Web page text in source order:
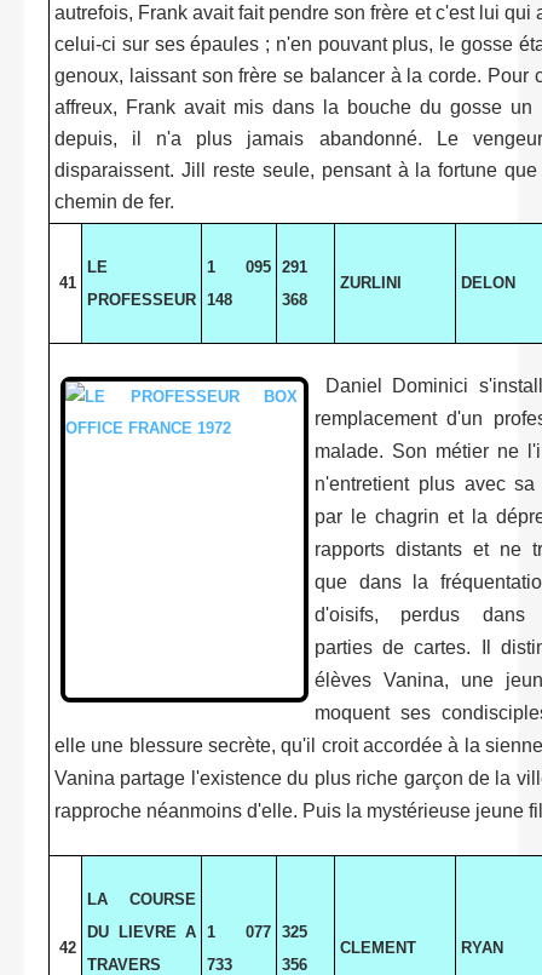
autrefois, Frank avait fait pendre son frère et c'est lui qui
celui-ci sur ses épaules ; n'en pouvant plus, le gosse
genoux, laissant son frère se balancer à la corde. Pour
affreux, Frank avait mis dans la bouche du gosse un
depuis, il n'a plus jamais abandonné. Le
disparaissent. Jill reste seule, pensant à la fortune
chemin de fer.
41
LE
PROFESSEUR
1 095
148
291
368
ZURLINI DELON
Daniel Dominici
remplacement d'un
malade. Son métier ne
n'entretient plus avec sa
par le chagrin et la
rapports distants et ne
que dans la
d'oisifs, perdus dans
parties de cartes. Il
élèves Vanina, une
moquent ses
elle une blessure secrète, qu'il croit accordée à la
Vanina partage l'existence du plus riche garçon de la
rapproche néanmoins d'elle. Puis la mystérieuse jeune
42
LA COURSE
DU LIEVRE A
TRAVERS
1 077
733
325
356
CLEMENT RYAN